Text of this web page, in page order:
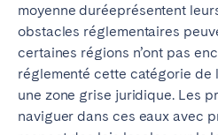
moyenne duréeprésentent
obstacles réglementaires
certaines régions n’ont pas
réglementé cette catégorie de
une zone grise juridique. Les
naviguer dans ces eaux avec